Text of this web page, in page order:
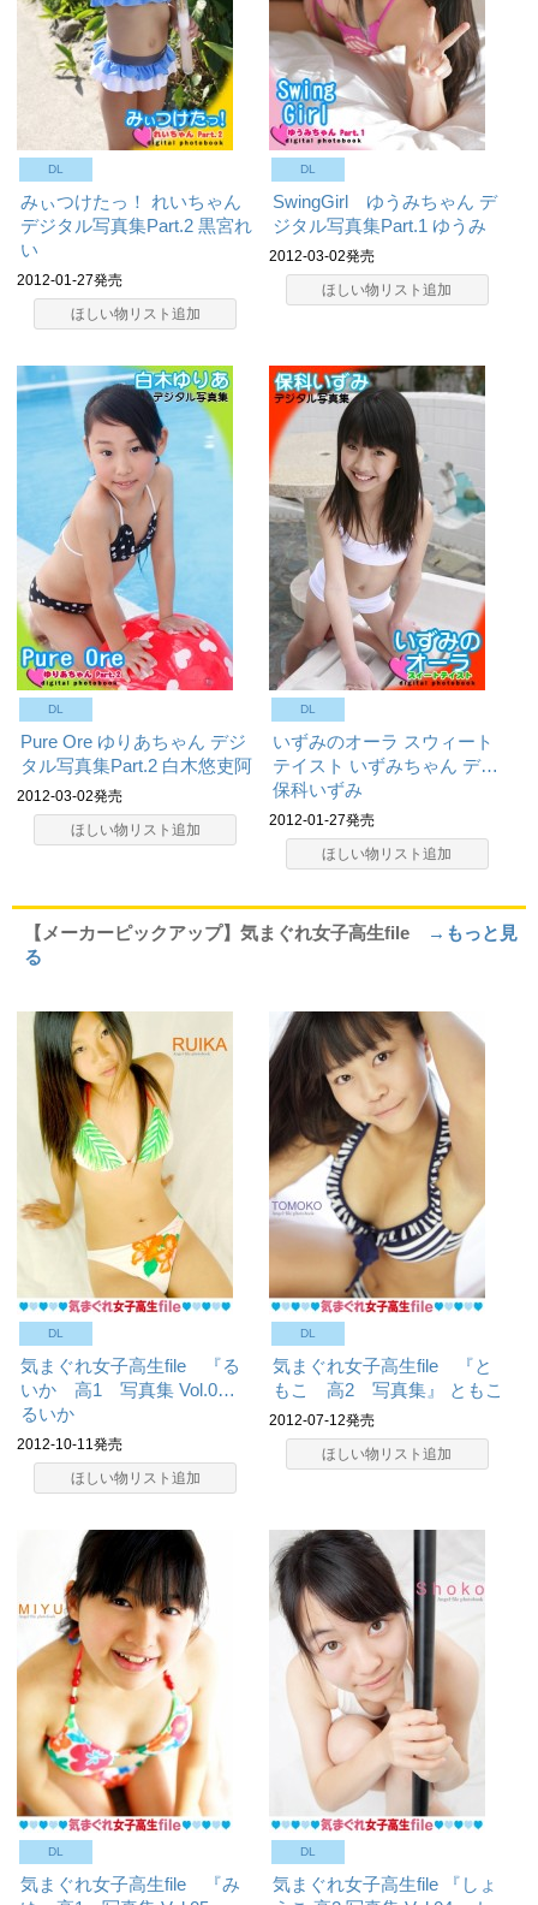
DL
みぃつけたっ！ れいちゃん
デジタル写真集Part.2 黒宮れ
い
2012-01-27発売
ほしい物リスト追加
DL
SwingGirl ゆうみちゃん デ
ジタル写真集Part.1 ゆうみ
2012-03-02発売
ほしい物リスト追加
DL
Pure Ore ゆりあちゃん デジ
タル写真集Part.2 白木悠吏阿
2012-03-02発売
ほしい物リスト追加
DL
いずみのオーラ スウィート
テイスト いずみちゃん デ…
保科いずみ
2012-01-27発売
ほしい物リスト追加
【メーカーピックアップ】気まぐれ女子高生file
→もっと見
る
DL
気まぐれ女子高生file 『る
いか 高1 写真集 Vol.0…
るいか
2012-10-11発売
ほしい物リスト追加
DL
気まぐれ女子高生file 『と
もこ 高2 写真集』
ともこ
2012-07-12発売
ほしい物リスト追加
DL
気まぐれ女子高生file 『み
DL
気まぐれ女子高生file 『しょ